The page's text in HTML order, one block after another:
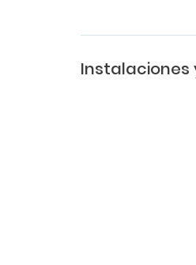
Instalaciones